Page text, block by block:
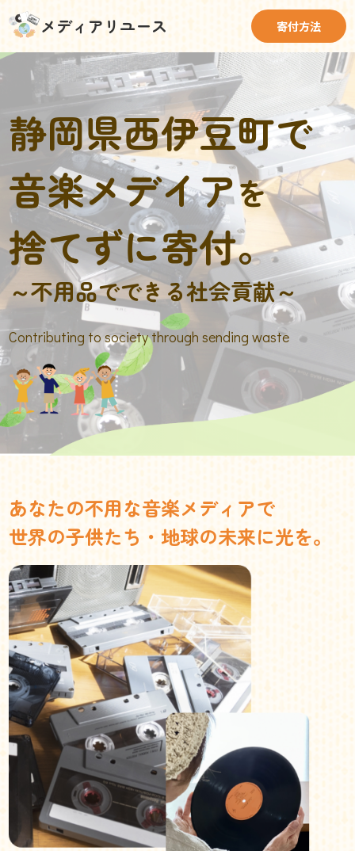
メディアリユース 寄付方法
静岡県西伊豆町で
音楽メデイアを
捨てずに寄付。
～不用品でできる社会貢献～
Contributing to society through sending waste
あなたの不用な音楽メディアで
世界の子供たち・地球の未来に光を。